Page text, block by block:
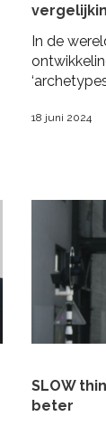
In de
overtuigd
dan […]
18 juni 2024
SLOW
beter